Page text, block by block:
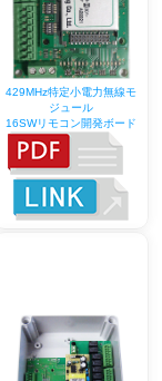
429MHz特定小電力無線モ
ジュール
16SWリモコン開発ボード